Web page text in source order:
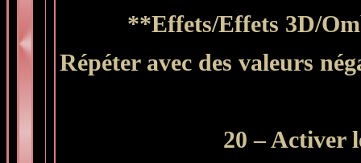
**Effets/Effets 3D/
Répéter avec des valeurs
20 – Activer